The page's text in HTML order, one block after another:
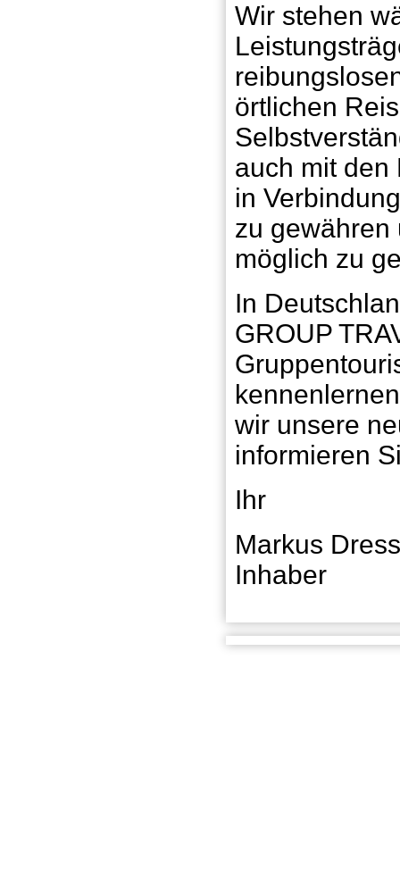
Wir stehen
örtlichen
auch mit den
in
zu gewähren
möglich zu
In
GROUP
wir unsere
informieren
Ihr
Markus
Inhaber